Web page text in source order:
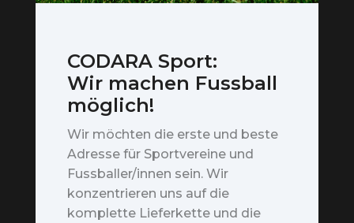
CODARA Sport:
Wir machen Fussball
möglich!
Wir möchten die erste und beste
Adresse für Sportvereine und
Fussballer/innen sein. Wir
konzentrieren uns auf die
komplette Lieferkette und die